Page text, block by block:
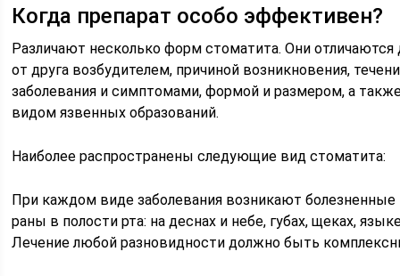
Когда препарат особо эффективен?
Различают несколько форм стоматита. Они отличаются
от друга возбудителем, причиной возникновения,
заболевания и симптомами, формой и размером, а
видом язвенных образований.
Наиболее распространены следующие вид стоматита:
При каждом виде заболевания возникают болезненные
раны в полости рта: на деснах и небе, губах, щеках,
Лечение любой разновидности должно быть